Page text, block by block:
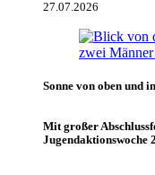
27.07.2026
Sonne von oben und
Mit großer
Jugendaktionswoche